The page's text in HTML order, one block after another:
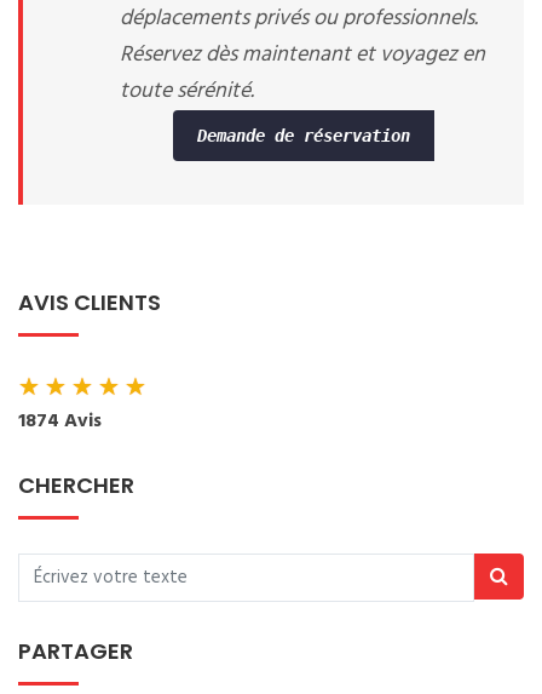
déplacements privés ou professionnels.
Réservez dès maintenant et voyagez en
toute sérénité.
Demande de réservation
AVIS CLIENTS
★★★★★
1874 Avis
CHERCHER
PARTAGER